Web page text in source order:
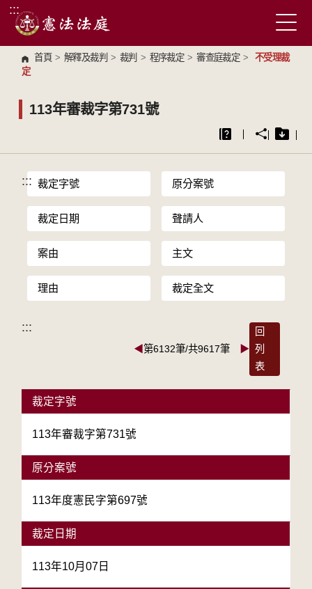
跳到主要內容區塊
:::
首頁 > 解釋及裁判 > 裁判 > 程序裁定 > 審查庭裁定 >
不受理裁
定
113年審裁字第731號
::: 裁定字號 原分案號
裁定日期 聲請人
案由 主文
理由 裁定全文
:::
◀第6132筆/共9617筆 ▶
回
列
表
裁定字號
113年審裁字第731號
原分案號
113年度憲民字第697號
裁定日期
113年10月07日